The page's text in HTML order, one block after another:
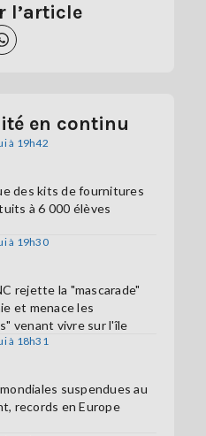
l’article
en continu
à 19h42
des kits de fournitures
à 6 000 élèves
à 19h30
rejette la "mascarade"
et menace les
venant vivre sur l'île
à 18h31
suspendues au
records en Europe